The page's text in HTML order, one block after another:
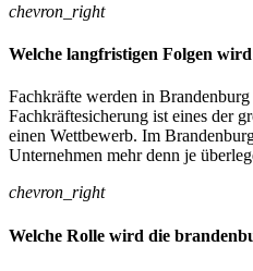
chevron_right
Welche langfristigen Folgen
Fachkräfte werden in
Fachkräftesicherung ist eines der
einen Wettbewerb. Im
Unternehmen mehr denn je
chevron_right
Welche Rolle wird die